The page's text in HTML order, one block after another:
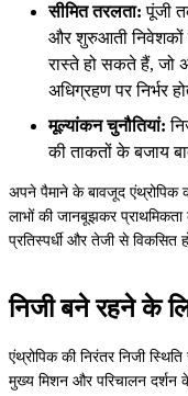
सीमित तरलता: पूंजी
और शुरुआती निवेशकों
रास्ते हो सकते हैं, जो
अधिग्रहण पर निर्भर
मूल्यांकन चुनौतियां:
की ताकतों के बजाय
अपने पैमाने के बावजूद एंथ्रोपिक
लाभों की जानबूझकर
प्रतिस्पर्धी और तेजी से विकसित
निजी बने रहने के
एंथ्रोपिक की निरंतर निजी
मुख्य मिशन और परिचालन दर्शन